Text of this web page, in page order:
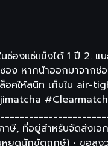
องแช่แข็งได้ 1 ปี 2. แ
ง หากนำออกมาจากช่
อคให้สนิท เก็บใน air-
ษี, ที่อยู่สำหรับจัดส่งเอ
หยุดนักขัตฤกษ์) • ขอสง